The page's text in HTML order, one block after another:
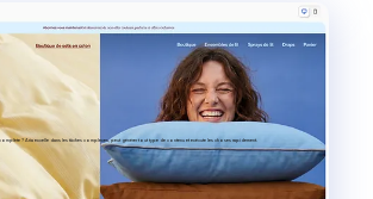
? Aria excelle dans les tâches complexes, peut générer tout type de contenu et exécute les choses rapidement.